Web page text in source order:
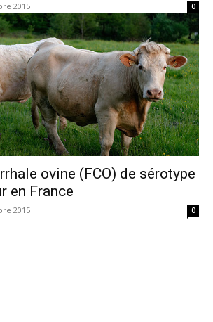
2015 0
ovine (FCO) de sérotype
en France
2015 0